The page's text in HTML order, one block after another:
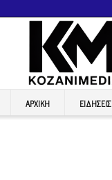
ΑΡΧΙΚΉ ΕΙΔΉΣΕΙΣ